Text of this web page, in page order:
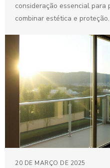
consideração essencial para
combinar estética e
20 DE MARÇO DE 2025